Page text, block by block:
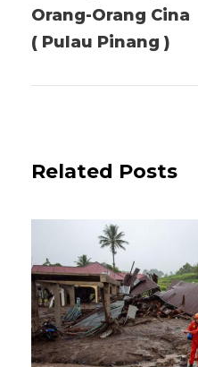
Orang-Orang Cina
( Pulau Pinang )
Related Posts